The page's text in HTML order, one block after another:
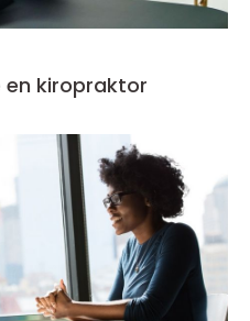
en kiropraktor